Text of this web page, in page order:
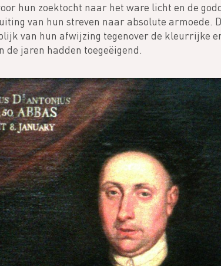
hun zoektocht naar het ware licht en de
van hun streven naar absolute armoede.
van hun afwijzing tegenover de kleurrijke
de jaren hadden toegeëigend.